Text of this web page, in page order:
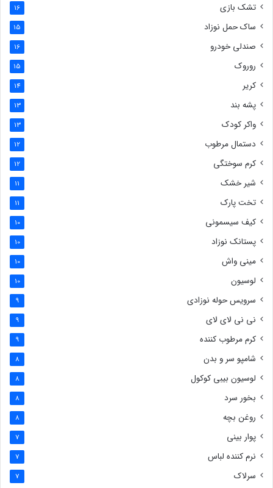
تشک بازی 16
ساک حمل نوزاد 15
صندلی خودرو 16
روروک 15
کریر 14
پشه بند 13
واکر کودک 13
دستمال مرطوب 12
کرم سوختگی 12
شیر خشک 11
تخت پارک 11
کیف سیسمونی 10
پستانک نوزاد 10
مینی واش 10
لوسیون 10
سرویس حوله نوزادی 9
نی نی لای لای 9
کرم مرطوب کننده 9
شامپو سر و بدن 8
لوسیون بیبی کوکول 8
بخور سرد 8
روغن بچه 8
پوار بینی 7
نرم کننده لباس 7
سرلاک 7